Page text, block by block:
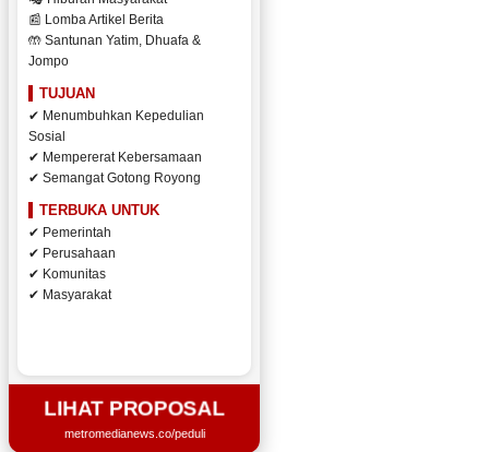
📰 Lomba Artikel Berita
🤲 Santunan Yatim, Dhuafa &
Jompo
TUJUAN
✔ Menumbuhkan Kepedulian
Sosial
✔ Mempererat Kebersamaan
✔ Semangat Gotong Royong
TERBUKA UNTUK
✔ Pemerintah
✔ Perusahaan
✔ Komunitas
✔ Masyarakat
LIHAT PROPOSAL
metromedianews.co/peduli